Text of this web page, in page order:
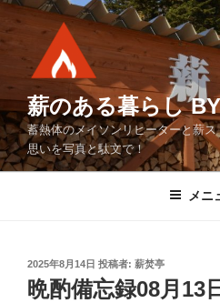
コ
ン
ツ
へ
ス
キ
薪のある暮らし
蓄熱体のメイソンリヒーターと薪
思いを写真と駄文で！
メニ
投
稿
日:
2025年8月14日 投稿者: 薪焚亭
晩酌備忘録08月13